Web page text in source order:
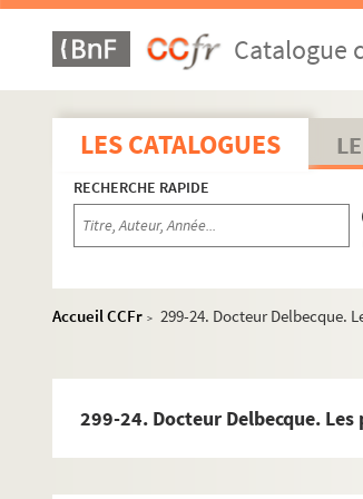
Catalogue
LES CATALOGUES
RECHERCHE RAPIDE
Accueil CCFr > 299-24. Docteur Delbecque.
299-24. Docteur Delbecque.
297. Carnets de fouilles de M. Choron
297 bis. Dossier archéologique V.
298. Dossier sur la guerre 1939-1945 à
299. Documents divers sur l'Oise
299-1. Jean Vergnet-Ruiz. Les
299-2. Denise Bernard-Folliot.
299-3. Lettre autographe du comte
299-7. Jean Desmarest. Notes et